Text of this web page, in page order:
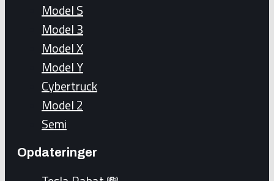
Model S
Model 3
Model X
Model Y
Cybertruck
Model 2
Semi
Opdateringer